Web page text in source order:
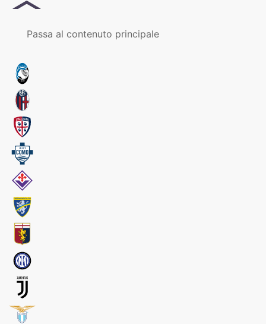
Passa al contenuto principale